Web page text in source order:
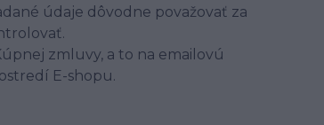
údaje dôvodne považovať za
zmluvy, a to na emailovú
E-shopu.